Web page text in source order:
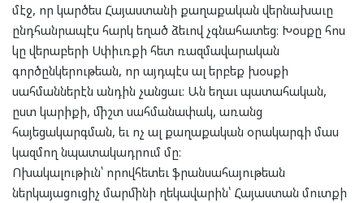
մէջ, որ կարծես Հայաստանի քաղաքական վերնախաւը
ընդհանրապէս հարկ եղած ձեւով չգնահատեց։ Խօսքը հոս
կը վերաբերի Սփիւռքի հետ ռազմավարական
գործընկերութեան, որ այդպէս ալ երբեք խօսքի
սահմաններէն անդին չանցաւ։ Ան եղաւ պատահական,
ըստ կարիքի, միշտ սահմանափակ, առանց
հայեցակարգման, եւ ոչ ալ քաղաքական օրակարգի մաս
կազմող նպատակադրում մը։
Ոխակալութիւն՝ որովհետեւ ֆրանսահայութեան
ներկայացուցիչ մարմինի ղեկավարին՝ Հայաստան մուտքի